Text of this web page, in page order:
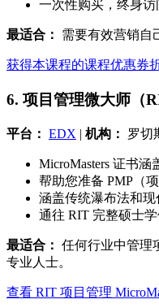
一次性购买，终身
最适合： 需要有效营销自
获得本课程的课程优惠券
6. 项目管理微大师（
平台： EDX | 机构： 罗切
MicroMasters 证书
帮助您准备 PMP（
涵盖传统瀑布法和现
通往 RIT 完整硕士
最适合： 任何行业中管理
专业人士。
查看 RIT 项目管理